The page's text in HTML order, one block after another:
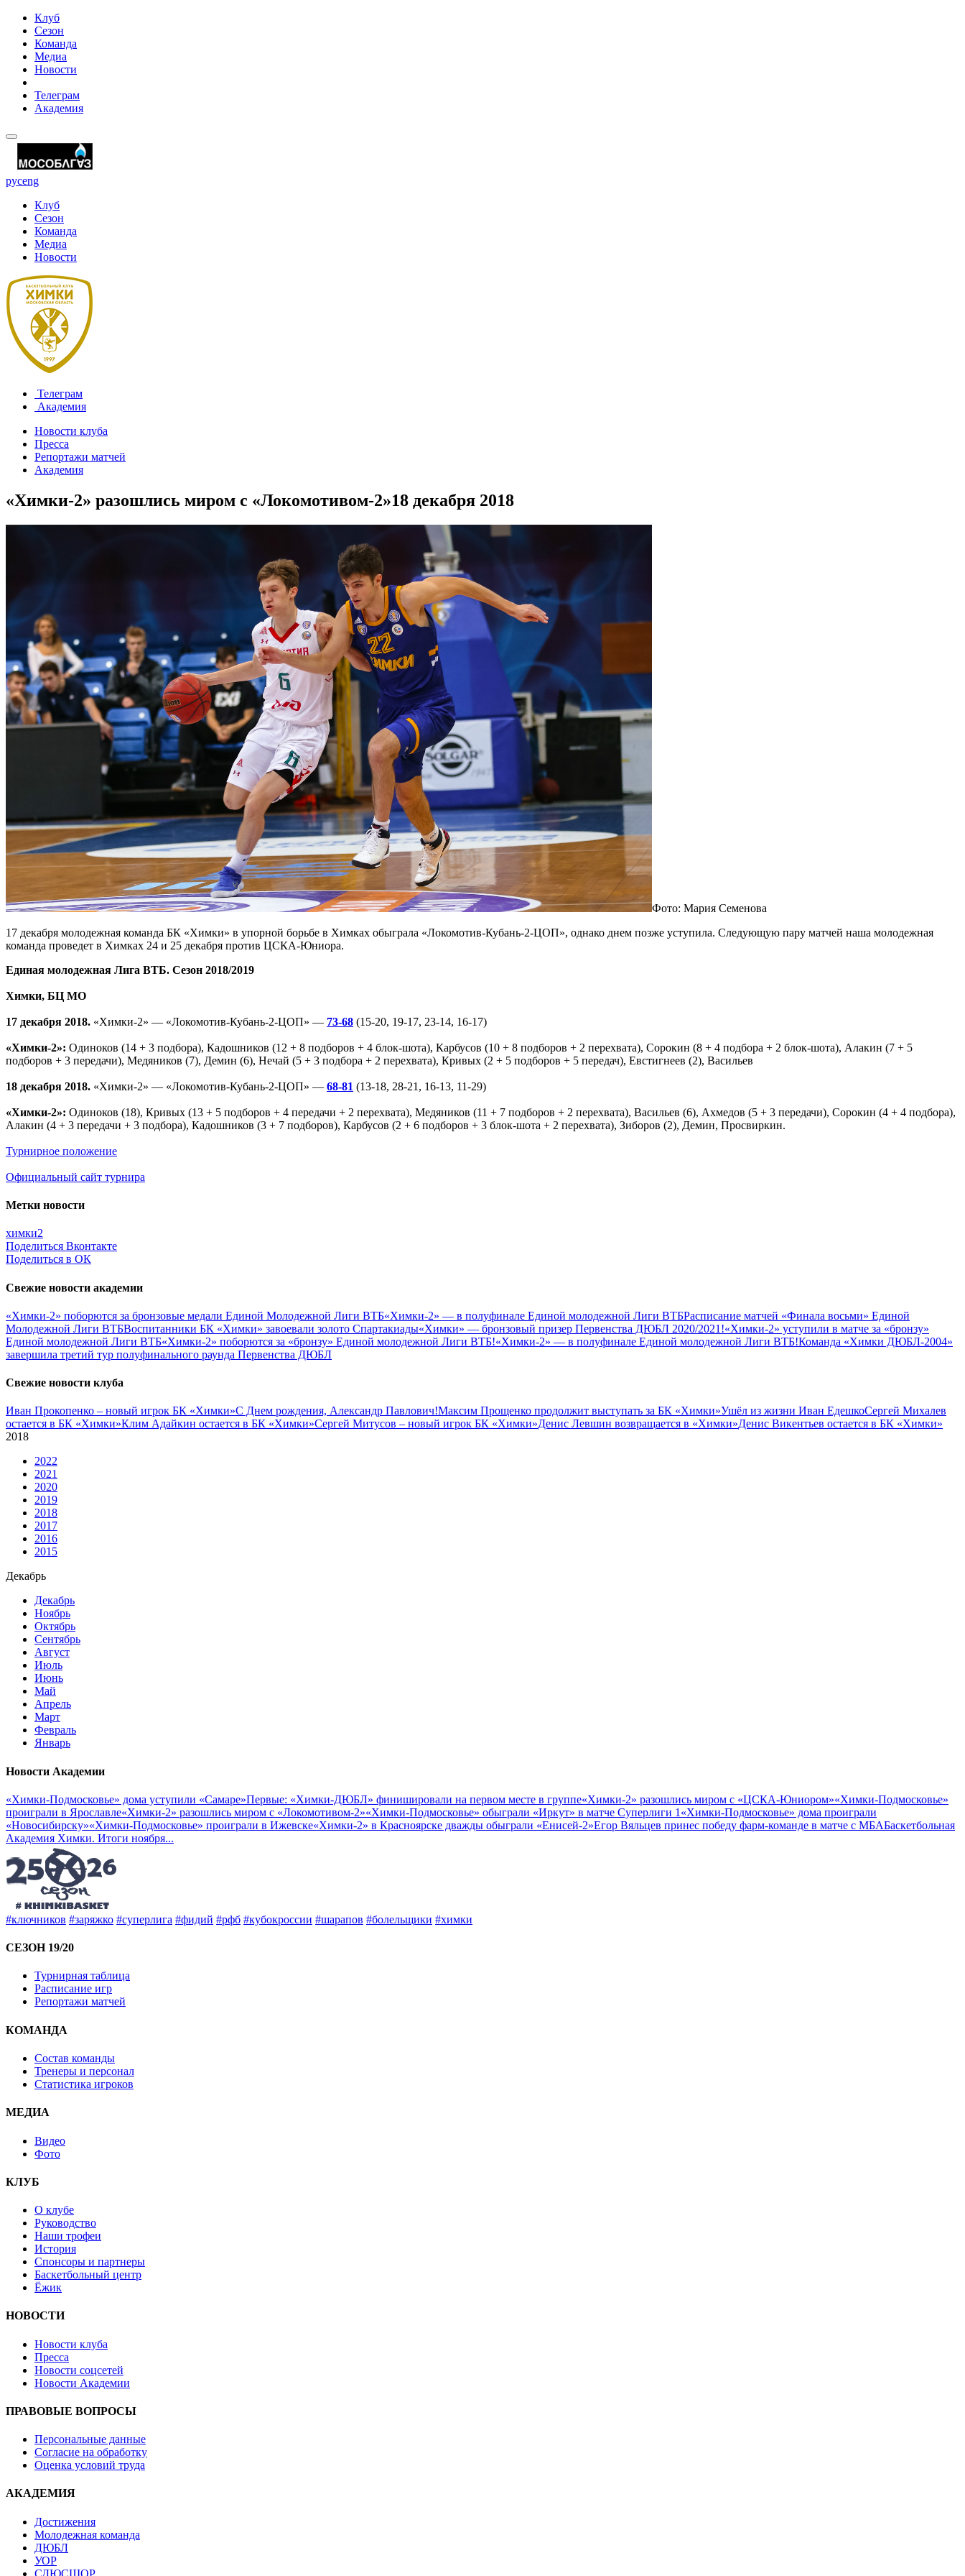
Клуб
Сезон
Команда
Медиа
Новости
Телеграм
Академия
русeng
Клуб
Сезон
Команда
Медиа
Новости
Телеграм
Академия
Новости клуба
Пресса
Репортажи матчей
Академия
«Химки-2» разошлись миром с «Локомотивом-2»18 декабря 2018
Фото: Мария Семенова
17 декабря молодежная команда БК «Химки» в упорной борьбе в Химках обыграла «Локомотив-Кубань-2-ЦОП», однако днем позже уступила. Следующую пару матчей наша молодежная
команда проведет в Химках 24 и 25 декабря против ЦСКА-Юниора.
Единая молодежная Лига ВТБ. Сезон 2018/2019
Химки, БЦ МО
17 декабря 2018. «Химки-2» — «Локомотив-Кубань-2-ЦОП» — 73-68 (15-20, 19-17, 23-14, 16-17)
«Химки-2»: Одиноков (14 + 3 подбора), Кадошников (12 + 8 подборов + 4 блок-шота), Карбусов (10 + 8 подборов + 2 перехвата), Сорокин (8 + 4 подбора + 2 блок-шота), Алакин (7 + 5
подборов + 3 передачи), Медяников (7), Демин (6), Нечай (5 + 3 подбора + 2 перехвата), Кривых (2 + 5 подборов + 5 передач), Евстигнеев (2), Васильев
18 декабря 2018. «Химки-2» — «Локомотив-Кубань-2-ЦОП» — 68-81 (13-18, 28-21, 16-13, 11-29)
«Химки-2»: Одиноков (18), Кривых (13 + 5 подборов + 4 передачи + 2 перехвата), Медяников (11 + 7 подборов + 2 перехвата), Васильев (6), Ахмедов (5 + 3 передачи), Сорокин (4 + 4 подбора),
Алакин (4 + 3 передачи + 3 подбора), Кадошников (3 + 7 подборов), Карбусов (2 + 6 подборов + 3 блок-шота + 2 перехвата), Зиборов (2), Демин, Просвиркин.
Турнирное положение
Официальный сайт турнира
Метки новости
химки2
Поделиться Вконтакте
Поделиться в ОК
Свежие новости академии
«Химки-2» поборются за бронзовые медали Единой Молодежной Лиги ВТБ«Химки-2» — в полуфинале Единой молодежной Лиги ВТБРасписание матчей «Финала восьми» Единой
Молодежной Лиги ВТБВоспитанники БК «Химки» завоевали золото Спартакиады«Химки» — бронзовый призер Первенства ДЮБЛ 2020/2021!«Химки-2» уступили в матче за «бронзу»
Единой молодежной Лиги ВТБ«Химки-2» поборются за «бронзу» Единой молодежной Лиги ВТБ!«Химки-2» — в полуфинале Единой молодежной Лиги ВТБ!Команда «Химки ДЮБЛ-2004»
завершила третий тур полуфинального раунда Первенства ДЮБЛ
Свежие новости клуба
Иван Прокопенко – новый игрок БК «Химки»С Днем рождения, Александр Павлович!Максим Прощенко продолжит выступать за БК «Химки»Ушёл из жизни Иван ЕдешкоСергей Михалев
остается в БК «Химки»Клим Адайкин остается в БК «Химки»Сергей Митусов – новый игрок БК «Химки»Денис Левшин возвращается в «Химки»Денис Викентьев остается в БК «Химки»
2018
2022
2021
2020
2019
2018
2017
2016
2015
Декабрь
Декабрь
Ноябрь
Октябрь
Сентябрь
Август
Июль
Июнь
Май
Апрель
Март
Февраль
Январь
Новости Академии
«Химки-Подмосковье» дома уступили «Самаре»Первые: «Химки-ДЮБЛ» финишировали на первом месте в группе«Химки-2» разошлись миром с «ЦСКА-Юниором»«Химки-Подмосковье»
проиграли в Ярославле«Химки-2» разошлись миром с «Локомотивом-2»«Химки-Подмосковье» обыграли «Иркут» в матче Суперлиги 1 «Химки-Подмосковье» дома проиграли
«Новосибирску»«Химки-Подмосковье» проиграли в Ижевске«Химки-2» в Красноярске дважды обыграли «Енисей-2»Егор Вяльцев принес победу фарм-команде в матче с МБАБаскетбольная
Академия Химки. Итоги ноября...
#ключников #заряжко #суперлига #фидий #рфб #кубокроссии #шарапов #болельщики #химки
СЕЗОН 19/20
Турнирная таблица
Расписание игр
Репортажи матчей
КОМАНДА
Состав команды
Тренеры и персонал
Статистика игроков
МЕДИА
Видео
Фото
КЛУБ
О клубе
Руководство
Наши трофеи
История
Спонсоры и партнеры
Баскетбольный центр
Ёжик
НОВОСТИ
Новости клуба
Пресса
Новости соцсетей
Новости Академии
ПРАВОВЫЕ ВОПРОСЫ
Персональные данные
Согласие на обработку
Оценка условий труда
АКАДЕМИЯ
Достижения
Молодежная команда
ДЮБЛ
УОР
СДЮСШОР